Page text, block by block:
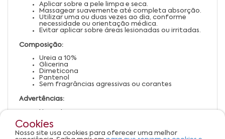
Aplicar sobre a pele limpa e seca.
Massagear suavemente até completa absorção.
Utilizar uma ou duas vezes ao dia, conforme
necessidade ou orientação médica.
Evitar aplicar sobre áreas lesionadas ou irritadas.
Composição:
Ureia a 10%
Glicerina
Dimeticona
Pantenol
Sem fragrâncias agressivas ou corantes
Advertências:
Uso externo.
Evite contato com os olhos e mucosas.
Em caso de irritação, suspenda o uso e procure
orientação médica.
Cookies
Nosso site usa cookies para oferecer uma melhor